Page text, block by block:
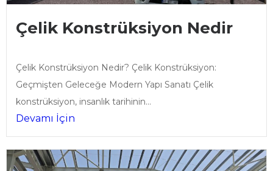
Çelik Konstrüksiyon Nedir
Çelik Konstrüksiyon Nedir? Çelik Konstrüksiyon:
Geçmişten Geleceğe Modern Yapı Sanatı Çelik
konstrüksiyon, insanlık tarihinin...
Devamı İçin